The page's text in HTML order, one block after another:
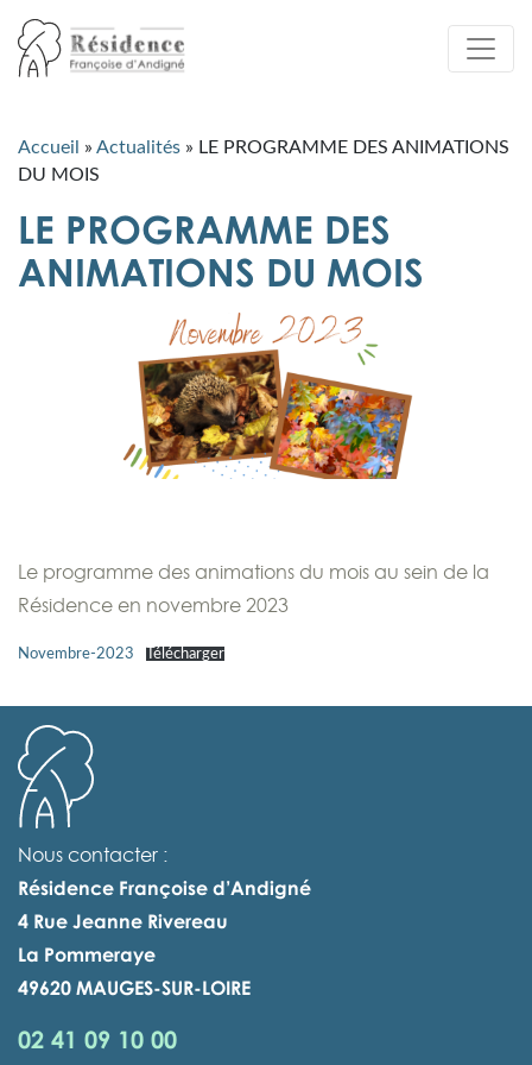
Accueil » Actualités » LE PROGRAMME DES ANIMATIONS
DU MOIS
LE PROGRAMME DES
ANIMATIONS DU MOIS
Le programme des animations du mois au sein de la
Résidence en novembre 2023
Novembre-2023 Télécharger
Nous contacter :
Résidence Françoise d’Andigné
4 Rue Jeanne Rivereau
La Pommeraye
49620 MAUGES-SUR-LOIRE
02 41 09 10 00